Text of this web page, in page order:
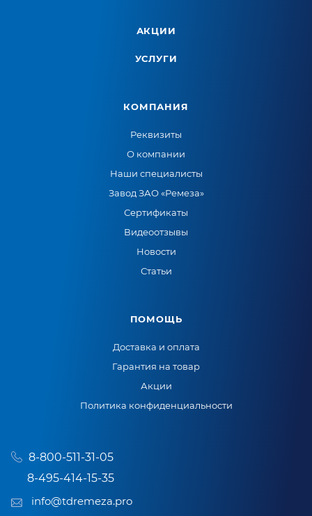
АКЦИИ
УСЛУГИ
КОМПАНИЯ
Реквизиты
О компании
Наши специалисты
Завод ЗАО «Ремеза»
Сертификаты
Видеоотзывы
Новости
Статьи
ПОМОЩЬ
Доставка и оплата
Гарантия на товар
Акции
Политика конфиденциальности
8-800-511-31-05
8-495-414-15-35
info@tdremeza.pro